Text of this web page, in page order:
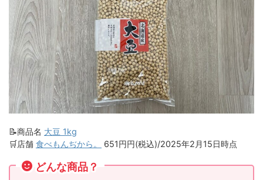
📝商品名 大豆 1kg
🛒店舗 食べもんぢから。 651円円(税込)/2025年2月15日時点
どんな商品？